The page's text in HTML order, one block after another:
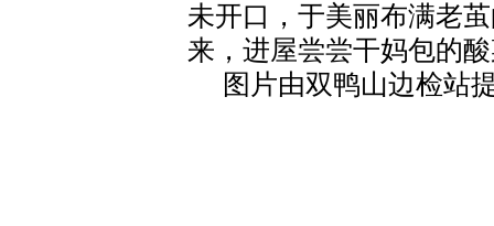
未开口，于美丽布满老
来，进屋尝尝干妈包的
图片由双鸭山边检站